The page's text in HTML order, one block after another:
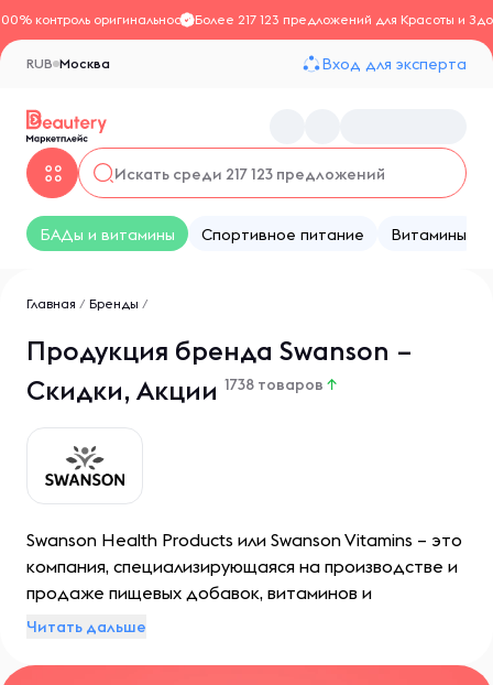
контроль оригинальностиБолее 217 123 предложений для Красоты и
Москва
RUB Вход для эксперта
БАДы и витамины Спортивное питание Витамины
Главная / Бренды /
Продукция бренда Swanson –
Скидки, Акции 1738 товаров ↑
Swanson Health Products или Swanson Vitamins – это
компания, специализирующаяся на производстве и
продаже пищевых добавок, витаминов и
минералов. Свой путь она начала с небольшого
крупнейшим поставщиком БАДов в мире. Ключевым
Читать дальше